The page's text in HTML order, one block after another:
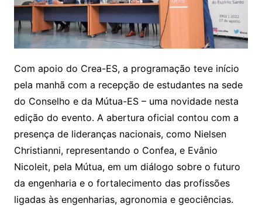
Com apoio do Crea-ES, a programação teve início
pela manhã com a recepção de estudantes na sede
do Conselho e da Mútua-ES – uma novidade nesta
edição do evento. A abertura oficial contou com a
presença de lideranças nacionais, como Nielsen
Christianni, representando o Confea, e Evânio
Nicoleit, pela Mútua, em um diálogo sobre o futuro
da engenharia e o fortalecimento das profissões
ligadas às engenharias, agronomia e geociências.